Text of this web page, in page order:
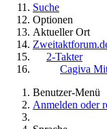
Suche
Optionen
Aktueller Ort
2-Takter
Cagiva
Benutzer-Menü
Anmelden oder